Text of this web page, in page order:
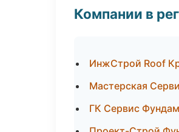
Компании в
ИнжСтрой Roof
Мастерская
ГК Сервис